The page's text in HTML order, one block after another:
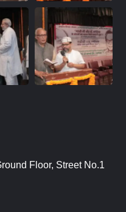
Floor, Street No.1